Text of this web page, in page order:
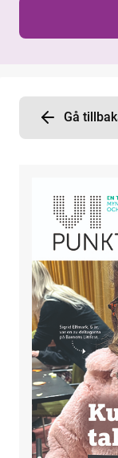
Gå